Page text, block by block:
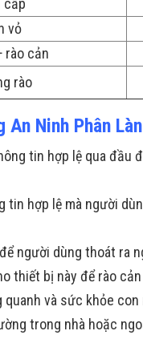
cấp
vỏ
rào cản
rào
An Ninh Phân
tin hợp lệ qua
tin hợp lệ mà người
người dùng thoát ra
thiết bị này để rào
và sức khỏe con
trong nhà hoặc